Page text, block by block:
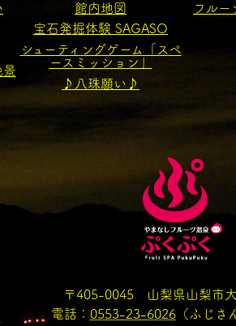
景
館内地図
宝石発掘体験 SAGASO
シューティングゲーム「スペ
ースミッション」
♪八珠願い♪
フルー
〒405-0045 山梨県山梨市
電話： 0553-23-6026（ふじさ